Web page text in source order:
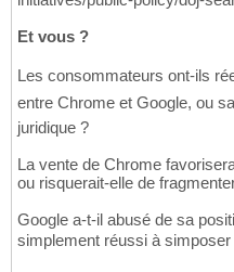
Et vous ?
Les consommateurs ont-ils
entre Chrome et Google, ou
juridique ?
La vente de Chrome
ou risquerait-elle de
Google a-t-il abusé de sa
simplement réussi à